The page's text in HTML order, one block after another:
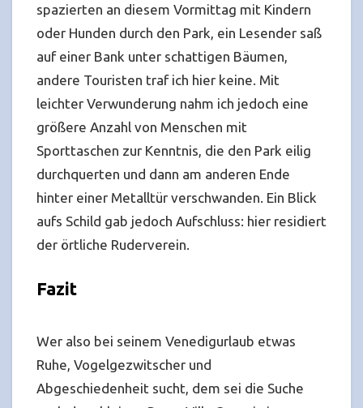
spazierten an diesem Vormittag mit Kindern
oder Hunden durch den Park, ein Lesender saß
auf einer Bank unter schattigen Bäumen,
andere Touristen traf ich hier keine. Mit
leichter Verwunderung nahm ich jedoch eine
größere Anzahl von Menschen mit
Sporttaschen zur Kenntnis, die den Park eilig
durchquerten und dann am anderen Ende
hinter einer Metalltür verschwanden. Ein Blick
aufs Schild gab jedoch Aufschluss: hier residiert
der örtliche Ruderverein.
Fazit
Wer also bei seinem Venedigurlaub etwas
Ruhe, Vogelgezwitscher und
Abgeschiedenheit sucht, dem sei die Suche